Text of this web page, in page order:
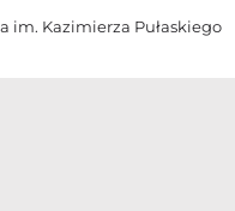
im. Kazimierza Pułaskiego